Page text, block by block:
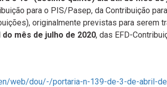
para o PIS/Pasep, da Contribuição
originalmente previstas para serem
mês de julho de 2020, das EFD-
web/dou/-/portaria-n-139-de-3-de-abril-